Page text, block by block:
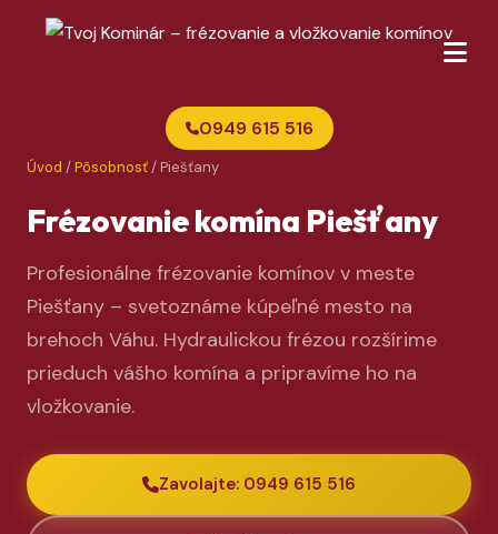
0949 615 516
Úvod /Pôsobnosť/ Piešťany
Frézovanie komína Piešťany
Profesionálne frézovanie komínov v meste
Piešťany – svetoznáme kúpeľné mesto na
brehoch Váhu. Hydraulickou frézou rozšírime
prieduch vášho komína a pripravíme ho na
vložkovanie.
Zavolajte: 0949 615 516